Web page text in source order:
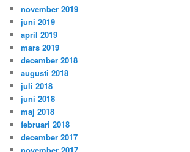
november 2019
juni 2019
april 2019
mars 2019
december 2018
augusti 2018
juli 2018
juni 2018
maj 2018
februari 2018
december 2017